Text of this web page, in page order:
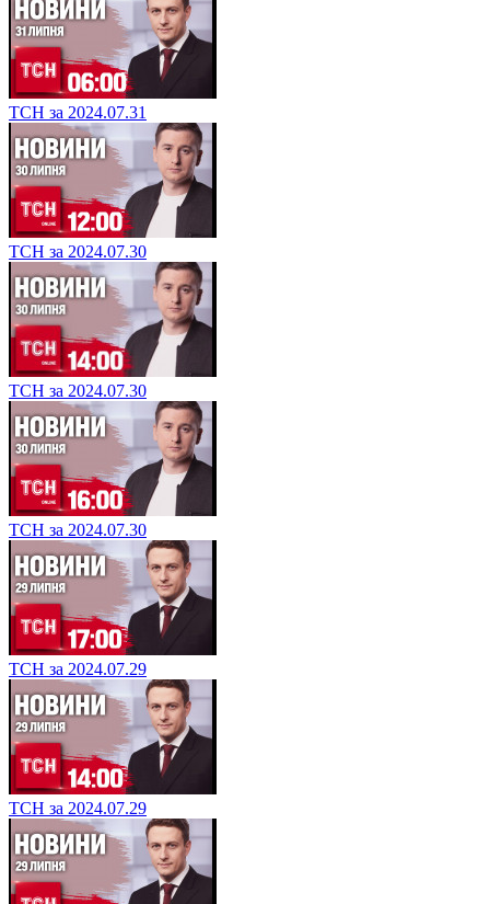
ТСН за 2024.07.31
ТСН за 2024.07.30
ТСН за 2024.07.30
ТСН за 2024.07.30
ТСН за 2024.07.29
ТСН за 2024.07.29